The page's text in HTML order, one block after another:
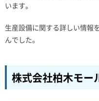
います。
生産設備に関する詳しい情報
んでした。
株式会社柏木モー